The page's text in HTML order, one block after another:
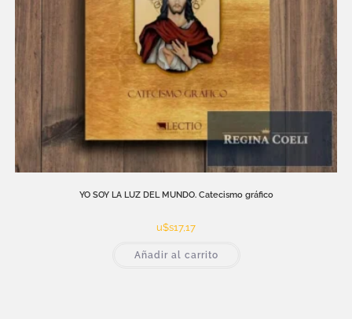
YO SOY LA LUZ DEL MUNDO. Catecismo gráfico
u$s17,17
Añadir al carrito